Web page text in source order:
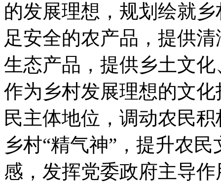
的发展理想，规划绘就
足安全的农产品，提供
生态产品，提供乡土文
作为乡村发展理想的文
民主体地位，调动农民
乡村“精气神”，提升农
感，发挥党委政府主导